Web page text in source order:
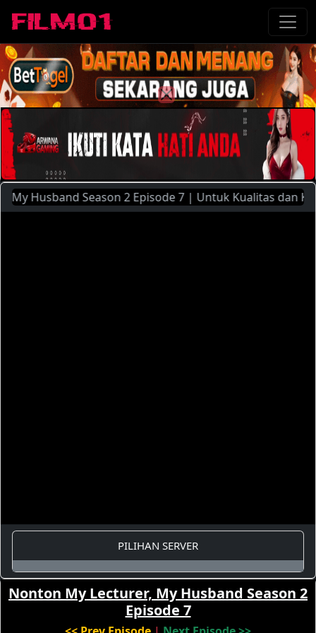
Season 2 Episode 7 | Untuk Kualitas dan
PILIHAN SERVER
Nonton My Lecturer, My Husband Season 2
Episode 7